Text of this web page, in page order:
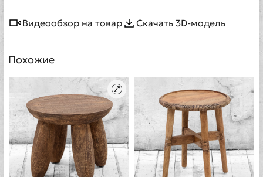
Видеообзор на товар Скачать 3D-модель
Похожие